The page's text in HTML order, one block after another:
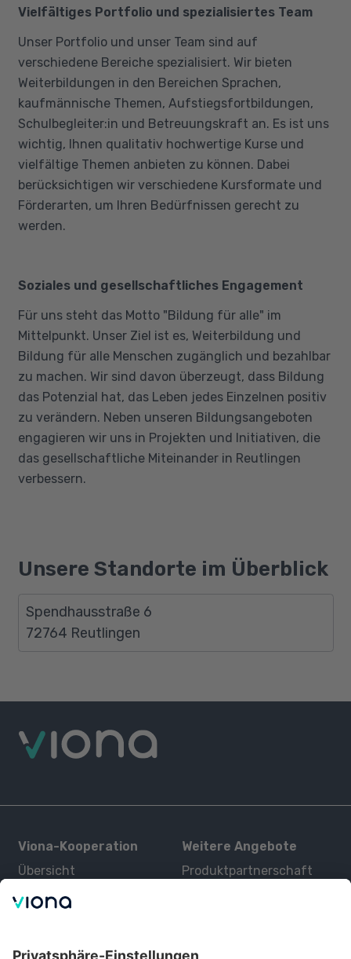
Vielfältiges Portfolio und spezialisiertes Team
Unser Portfolio und unser Team sind auf
verschiedene Bereiche spezialisiert. Wir bieten
Weiterbildungen in den Bereichen Sprachen,
kaufmännische Themen, Aufstiegsfortbildungen,
Schulbegleiter:in und Betreuungskraft an. Es ist uns
wichtig, Ihnen qualitativ hochwertige Kurse und
vielfältige Themen anbieten zu können. Dabei
berücksichtigen wir verschiedene Kursformate und
Förderarten, um Ihren Bedürfnissen gerecht zu
werden.
Soziales und gesellschaftliches Engagement
Für uns steht das Motto "Bildung für alle" im
Mittelpunkt. Unser Ziel ist es, Weiterbildung und
Bildung für alle Menschen zugänglich und bezahlbar
zu machen. Wir sind davon überzeugt, dass Bildung
das Potenzial hat, das Leben jedes Einzelnen positiv
zu verändern. Neben unseren Bildungsangeboten
engagieren wir uns in Projekten und Initiativen, die
das gesellschaftliche Miteinander in Reutlingen
verbessern.
Unsere Standorte im Überblick
Spendhausstraße 6
72764 Reutlingen
Viona-Kooperation
Übersicht
Kurse
Weitere Angebote
Produktpartnerschaft